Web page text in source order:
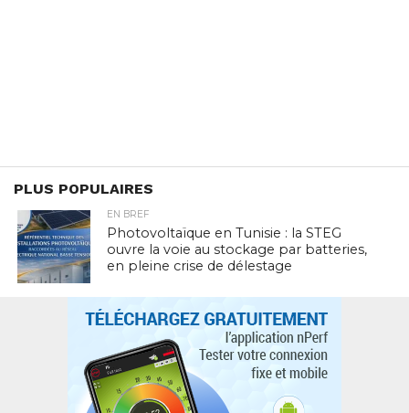
PLUS POPULAIRES
EN BREF
Photovoltaïque en Tunisie : la STEG
ouvre la voie au stockage par batteries,
en pleine crise de délestage